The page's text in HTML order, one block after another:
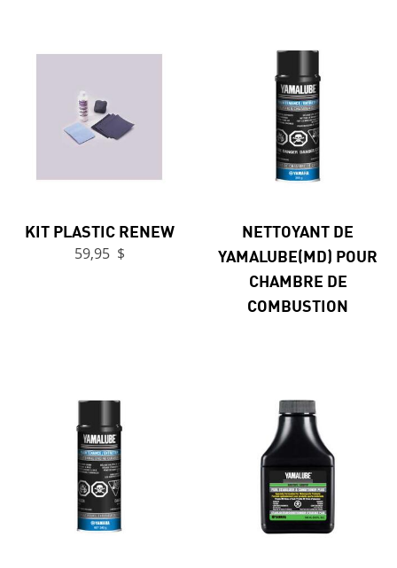
KIT PLASTIC RENEW
59,95 $
NETTOYANT DE
YAMALUBE(MD) POUR
CHAMBRE DE
COMBUSTION